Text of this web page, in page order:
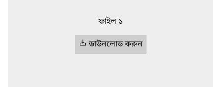
ফাইল ১
ডাউনলোড করুন